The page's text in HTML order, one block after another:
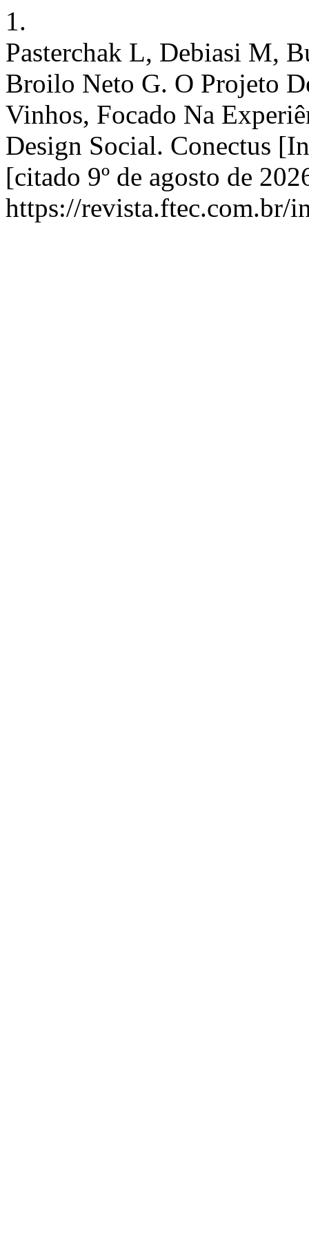
1.
Pasterchak L, Debiasi M,
Broilo Neto G. O Projeto
Vinhos, Focado Na
Design Social. Conectus
[citado 9º de agosto de
https://revista.ftec.com.br/